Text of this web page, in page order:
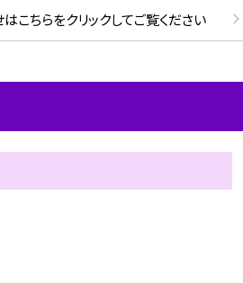
こちらをクリックしてご覧ください